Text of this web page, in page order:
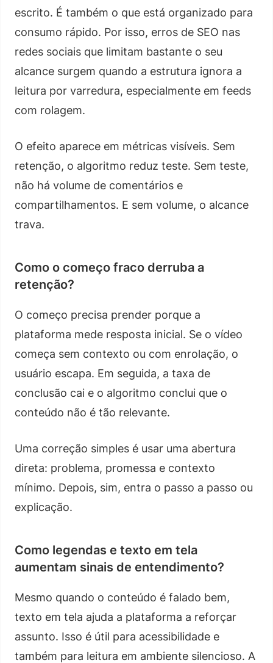
escrito. É também o que está organizado para
consumo rápido. Por isso, erros de SEO nas
redes sociais que limitam bastante o seu
alcance surgem quando a estrutura ignora a
leitura por varredura, especialmente em feeds
com rolagem.
O efeito aparece em métricas visíveis. Sem
retenção, o algoritmo reduz teste. Sem teste,
não há volume de comentários e
compartilhamentos. E sem volume, o alcance
trava.
Como o começo fraco derruba a
retenção?
O começo precisa prender porque a
plataforma mede resposta inicial. Se o vídeo
começa sem contexto ou com enrolação, o
usuário escapa. Em seguida, a taxa de
conclusão cai e o algoritmo conclui que o
conteúdo não é tão relevante.
Uma correção simples é usar uma abertura
direta: problema, promessa e contexto
mínimo. Depois, sim, entra o passo a passo ou
explicação.
Como legendas e texto em tela
aumentam sinais de entendimento?
Mesmo quando o conteúdo é falado bem,
texto em tela ajuda a plataforma a reforçar
assunto. Isso é útil para acessibilidade e
também para leitura em ambiente silencioso. A